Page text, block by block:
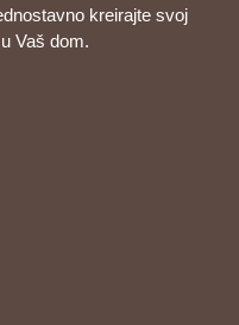
kreirajte svoj
Vaš dom.